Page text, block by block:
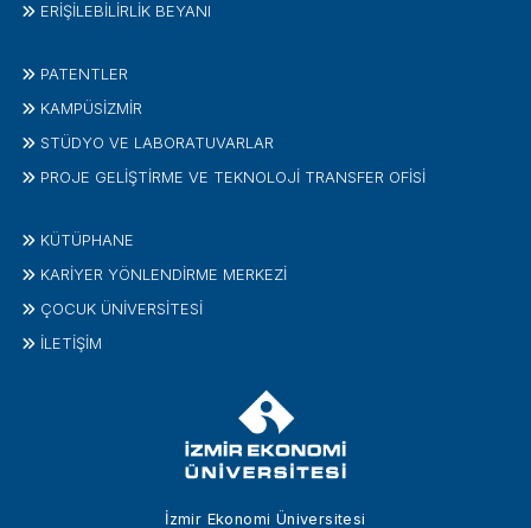
İzmir Ekonomi Üniversitesi
ERİŞİLEBİLİRLİK BEYANI
PATENTLER
KAMPÜSİZMIR
STÜDYO VE LABORATUVARLAR
PROJE GELIŞTIRME VE TEKNOLOJI TRANSFER OFISI
KÜTÜPHANE
KARİYER YÖNLENDİRME MERKEZİ
ÇOCUK ÜNIVERSITESI
İLETIŞIM